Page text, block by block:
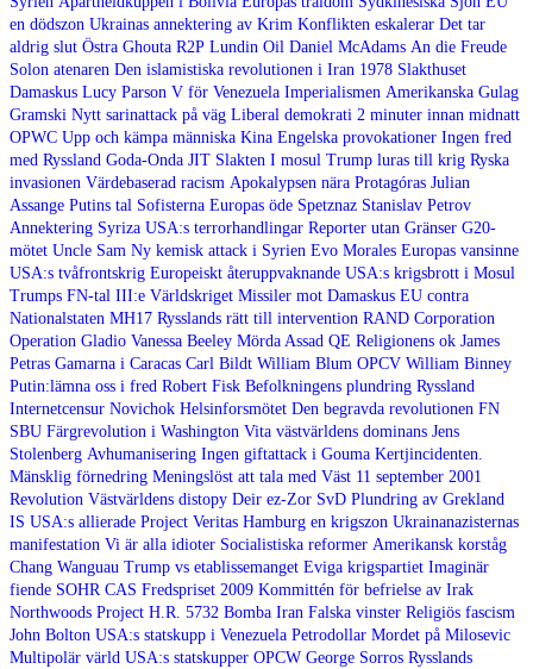
en dödszon Ukrainas annektering av Krim Konflikten eskalerar Det tar
aldrig slut Östra Ghouta R2P Lundin Oil Daniel McAdams An die Freude
Solon atenaren Den islamistiska revolutionen i Iran 1978 Slakthuset
Damaskus Lucy Parson V för Venezuela Imperialismen Amerikanska Gulag
Gramski Nytt sarinattack på väg Liberal demokrati 2 minuter innan midnatt
OPWC Upp och kämpa människa Kina Engelska provokationer Ingen fred
med Ryssland Goda-Onda JIT Slakten I mosul Trump luras till krig Ryska
invasionen Värdebaserad racism Apokalypsen nära Protagóras Julian
Assange Putins tal Sofisterna Europas öde Spetznaz Stanislav Petrov
Annektering Syriza USA:s terrorhandlingar Reporter utan Gränser G20-
mötet Uncle Sam Ny kemisk attack i Syrien Evo Morales Europas vansinne
USA:s tvåfrontskrig Europeiskt återuppvaknande USA:s krigsbrott i Mosul
Trumps FN-tal III:e Världskriget Missiler mot Damaskus EU contra
Nationalstaten MH17 Rysslands rätt till intervention RAND Corporation
Operation Gladio Vanessa Beeley Mörda Assad QE Religionens ok James
Petras Gamarna i Caracas Carl Bildt William Blum OPCV William Binney
Putin:lämna oss i fred Robert Fisk Befolkningens plundring Ryssland
Internetcensur Novichok Helsinforsmötet Den begravda revolutionen FN
SBU Färgrevolution i Washington Vita västvärldens dominans Jens
Stolenberg Avhumanisering Ingen giftattack i Gouma Kertjincidenten.
Mänsklig förnedring Meningslöst att tala med Väst 11 september 2001
Revolution Västvärldens distopy Deir ez-Zor SvD Plundring av Grekland
IS USA:s allierade Project Veritas Hamburg en krigszon Ukrainanazisternas
manifestation Vi är alla idioter Socialistiska reformer Amerikansk korståg
Chang Wanguau Trump vs etablissemanget Eviga krigspartiet Imaginär
fiende SOHR CAS Fredspriset 2009 Kommittén för befrielse av Irak
Northwoods Project H.R. 5732 Bomba Iran Falska vinster Religiös fascism
John Bolton USA:s statskupp i Venezuela Petrodollar Mordet på Milosevic
Multipolär värld USA:s statskupper OPCW George Sorros Rysslands